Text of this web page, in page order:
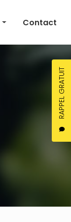
RAPPEL GRATUIT
Contact